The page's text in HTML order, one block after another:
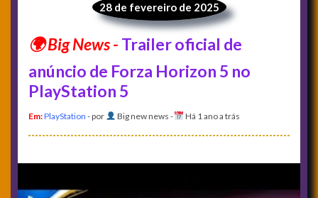
28 de fevereiro de 2025
Trailer oficial de
anúncio de Forza Horizon 5 no
PlayStation 5
Em:PlayStation - por Big new news - Há 1 ano a trás